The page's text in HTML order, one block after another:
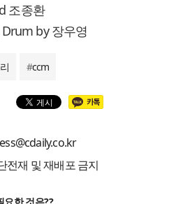
조종환
by 장우영
#ccm
재 및 재배포 금지